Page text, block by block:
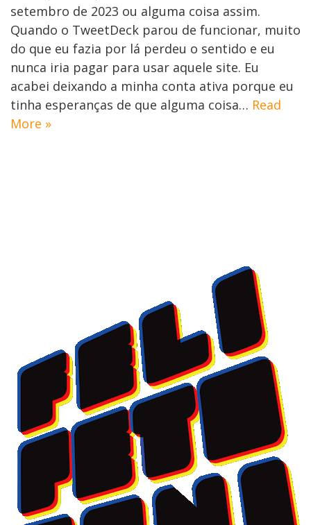
setembro de 2023 ou alguma coisa assim.
Quando o TweetDeck parou de funcionar, muito
do que eu fazia por lá perdeu o sentido e eu
nunca iria pagar para usar aquele site. Eu
acabei deixando a minha conta ativa porque eu
tinha esperanças de que alguma coisa… Read
More »